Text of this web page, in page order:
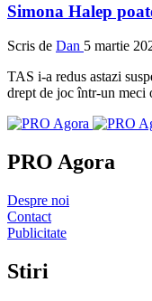
Simona Halep
Scris de Dan 5 martie
TAS i-a redus astazi
drept de joc într-un
PRO Agora
Despre noi
Contact
Publicitate
Stiri